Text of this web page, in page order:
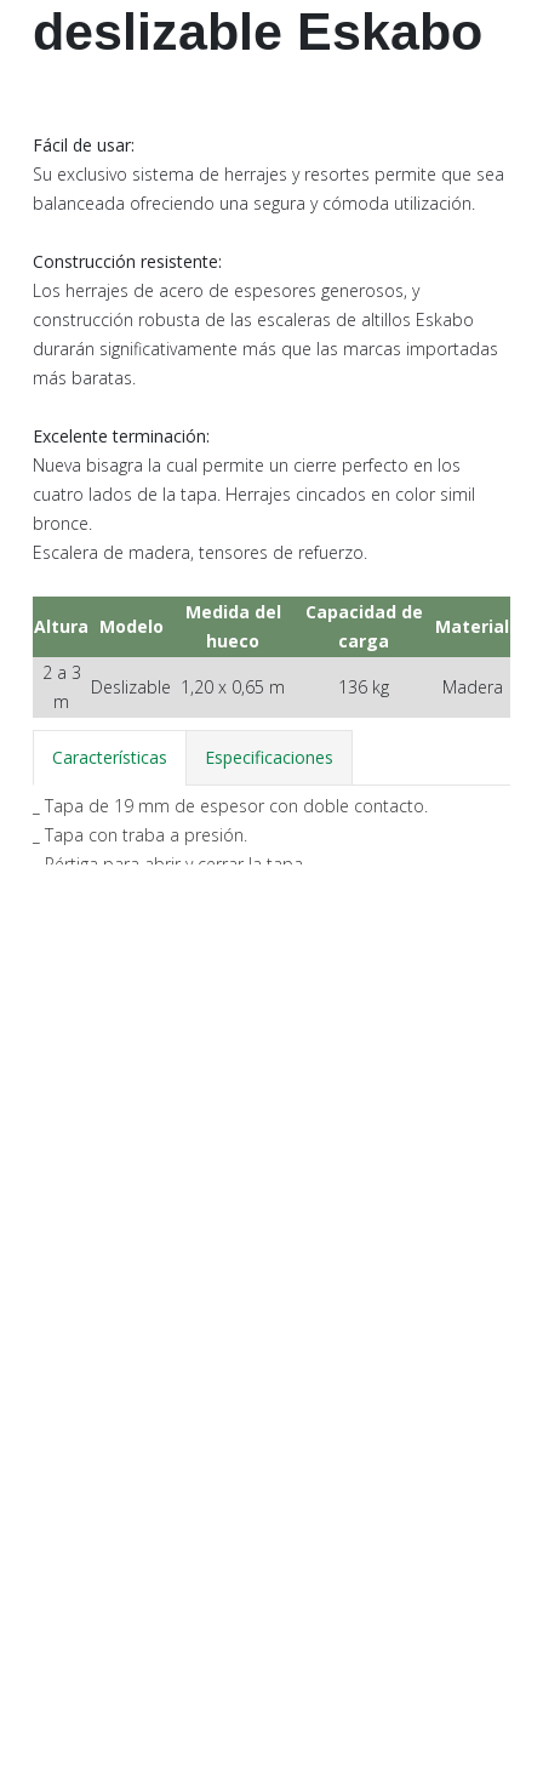
deslizable Eskabo
Fácil de usar:
Su exclusivo sistema de herrajes y resortes permite que sea
balanceada ofreciendo una segura y cómoda utilización.
Construcción resistente:
Los herrajes de acero de espesores generosos, y
construcción robusta de las escaleras de altillos Eskabo
durarán significativamente más que las marcas importadas
más baratas.
Excelente terminación:
Nueva bisagra la cual permite un cierre perfecto en los
cuatro lados de la tapa. Herrajes cincados en color simil
bronce.
Escalera de madera, tensores de refuerzo.
Altura Modelo
Medida del
hueco
Capacidad de
carga
Material
2 a 3
m
Deslizable 1,20 x 0,65 m 136 kg Madera
Características Especificaciones
_ Tapa de 19 mm de espesor con doble contacto.
_ Tapa con traba a presión.
_ Pértiga para abrir y cerrar la tapa